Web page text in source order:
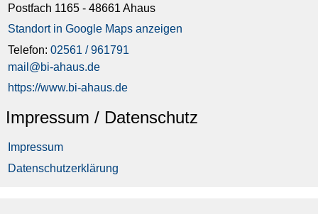
Postfach 1165 - 48661 Ahaus
Standort in Google Maps anzeigen
Telefon:02561 / 961791
mail@bi-ahaus.de
https://www.bi-ahaus.de
Impressum / Datenschutz
Impressum
Datenschutzerklärung